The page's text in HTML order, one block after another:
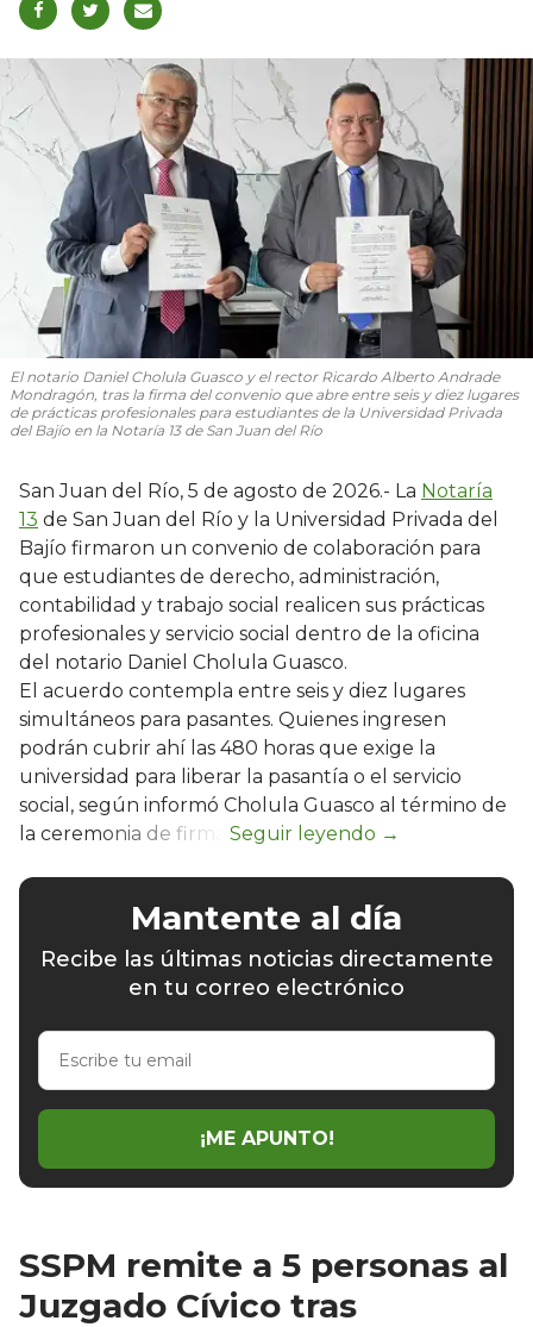
El notario Daniel Cholula Guasco y el rector Ricardo Alberto Andrade
Mondragón, tras la firma del convenio que abre entre seis y diez lugares
de prácticas profesionales para estudiantes de la Universidad Privada
del Bajío en la Notaría 13 de San Juan del Río
San Juan del Río, 5 de agosto de 2026.- La Notaría
13 de San Juan del Río y la Universidad Privada del
Bajío firmaron un convenio de colaboración para
que estudiantes de derecho, administración,
contabilidad y trabajo social realicen sus prácticas
profesionales y servicio social dentro de la oficina
del notario Daniel Cholula Guasco.
El acuerdo contempla entre seis y diez lugares
simultáneos para pasantes. Quienes ingresen
podrán cubrir ahí las 480 horas que exige la
universidad para liberar la pasantía o el servicio
social, según informó Cholula Guasco al término de
la ceremonia de firma.
Mantente al día
Recibe las últimas noticias directamente
en tu correo electrónico
Escribe
email
¡ME APUNTO!
SSPM remite a 5 personas al
Juzgado Cívico tras